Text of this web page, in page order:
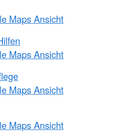
Maps Ansicht
Maps Ansicht
Maps Ansicht
Maps Ansicht